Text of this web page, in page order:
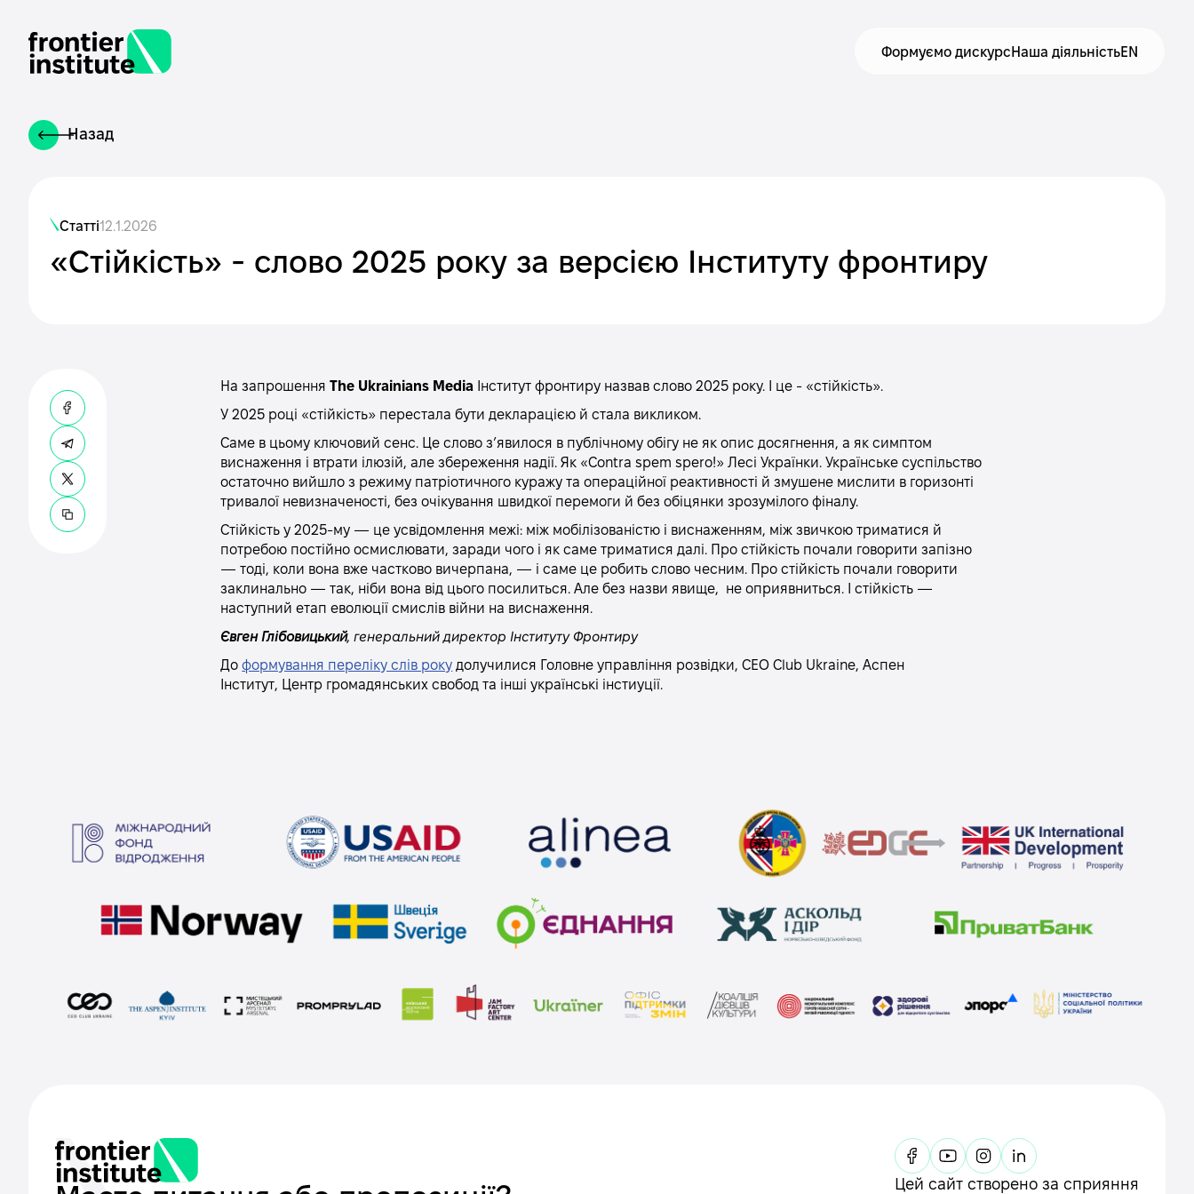
Формуємо дискурс Наша діяльність EN
Назад
Статті12.1.2026
«Стійкість» - слово 2025 року за версією Інституту фронтиру
На запрошенняThe Ukrainians Media Інститут фронтиру назвав слово 2025 року. І це - «стійкість».
У 2025 році «стійкість» перестала бути декларацією й стала викликом.
Саме в цьому ключовий сенс. Це слово з’явилося в публічному обігу не як опис досягнення, а як симптом
виснаження і втрати ілюзій, але збереження надії. Як «Contra spem spero!» Лесі Українки. Українське суспільство
остаточно вийшло з режиму патріотичного куражу та операційної реактивності й змушене мислити в горизонті
тривалої невизначеності, без очікування швидкої перемоги й без обіцянки зрозумілого фіналу.
Стійкість у 2025-му — це усвідомлення межі: між мобілізованістю і виснаженням, між звичкою триматися й
потребою постійно осмислювати, заради чого і як саме триматися далі. Про стійкість почали говорити запізно
— тоді, коли вона вже частково вичерпана, — і саме це робить слово чесним. Про стійкість почали говорити
заклинально — так, ніби вона від цього посилиться. Але без назви явище, не оприявниться. І стійкість —
наступний етап еволюції смислів війни на виснаження.
Євген Глібовицький, генеральний директор Інституту Фронтиру
Доформування переліку слів року долучилися Головне управління розвідки, CEO Club Ukraine, Аспен
Інститут, Центр громадянських свобод та інші українські інстиуції.
Цей сайт створено за сприяння